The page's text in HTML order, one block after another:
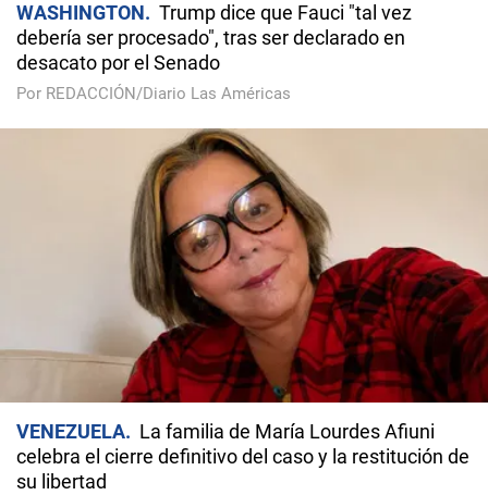
WASHINGTON
Trump dice que Fauci "tal vez
debería ser procesado", tras ser declarado en
desacato por el Senado
Por REDACCIÓN/Diario Las Américas
VENEZUELA
La familia de María Lourdes Afiuni
celebra el cierre definitivo del caso y la restitución de
su libertad